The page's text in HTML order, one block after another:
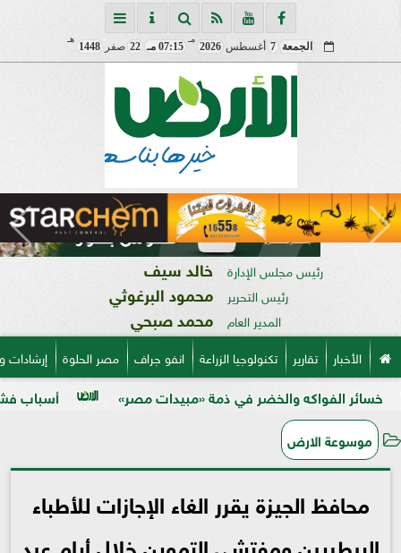
الجمعة 7 أغسطس 2026
مـ
07:15 مـ 22 صفر 1448
هـ
رئيس مجلس الإدارة خالد سيف
رئيس التحرير محمود البرغوثي
المدير العام محمد صبحي
الأخبار تقارير تكنولوجيا الزراعة انفو جراف مصر الحلوة
أسباب فشل تحجيم والخضر في ذمة «مبيدات مصر»
موسوعة الارض
محافظ الجيزة يقرر الغاء الإجازات للأطباء